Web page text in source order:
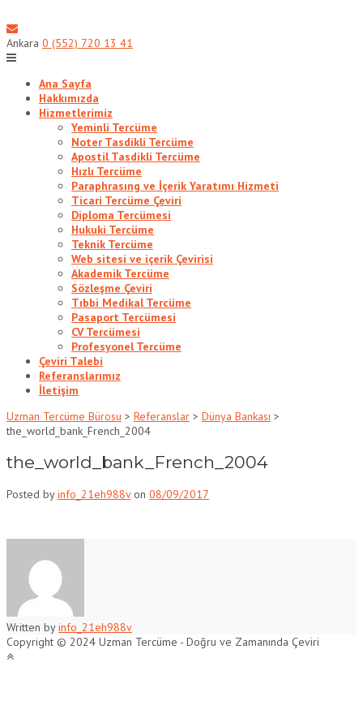
to
content
Ankara 0 (552) 720 13 41
Ana Sayfa
Hakkımızda
Hizmetlerimiz
Yeminli Tercüme
Noter Tasdikli Tercüme
Apostil Tasdikli Tercüme
Hızlı Tercüme
Paraphrasıng ve İçerik Yaratımı Hizmeti
Ticari Tercüme Çeviri
Diploma Tercümesi
Hukuki Tercüme
Teknik Tercüme
Web sitesi ve içerik Çevirisi
Akademik Tercüme
Sözleşme Çeviri
Tıbbi Medikal Tercüme
Pasaport Tercümesi
CV Tercümesi
Profesyonel Tercüme
Çeviri Talebi
Referanslarımız
İletişim
Uzman Tercüme Bürosu > Referanslar > Dünya Bankası >
the_world_bank_French_2004
the_world_bank_French_2004
Posted byinfo_21eh988von 08/09/2017
Written byinfo_21eh988v
Copyright © 2024 Uzman Tercüme - Doğru ve Zamanında Çeviri